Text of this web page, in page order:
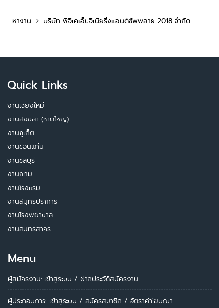
หางาน บริษัท พีจีเคเอ็นจิเนียริ่งแอนด์ซัพพลาย 2018 จำกัด
Quick Links
งานเชียงใหม่
งานสงขลา (หาดใหญ่)
งานภูเก็ต
งานขอนแก่น
งานชลบุรี
งานกทม
งานโรงแรม
งานสมุทรปราการ
งานโรงพยาบาล
งานสมุทรสาคร
Menu
ผู้สมัครงาน: เข้าสู่ระบบ / ฝากประวัติสมัครงาน
ผู้ประกอบการ: เข้าสู่ระบบ / สมัครสมาชิก / อัตราค่าโฆษณา